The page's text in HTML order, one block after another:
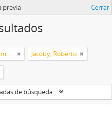
previa Cerrar
Colección de Publicaciones de Arte Impreso Jacoby, Roberto
de búsqueda